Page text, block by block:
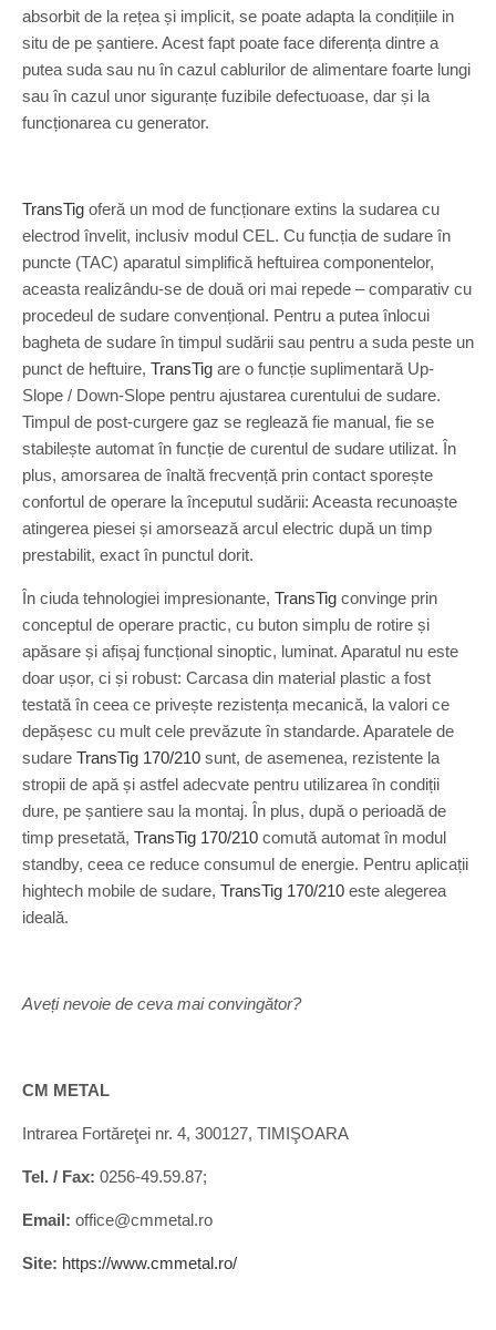
absorbit de la rețea și implicit, se poate adapta la condițiile in
situ de pe șantiere. Acest fapt poate face diferența dintre a
putea suda sau nu în cazul cablurilor de alimentare foarte lungi
sau în cazul unor siguranțe fuzibile defectuoase, dar și la
funcționarea cu generator.
TransTig oferă un mod de funcționare extins la sudarea cu
electrod învelit, inclusiv modul CEL. Cu funcția de sudare în
puncte (TAC) aparatul simplifică heftuirea componentelor,
aceasta realizându-se de două ori mai repede – comparativ cu
procedeul de sudare convențional. Pentru a putea înlocui
bagheta de sudare în timpul sudării sau pentru a suda peste un
punct de heftuire, TransTig are o funcție suplimentară Up-
Slope / Down-Slope pentru ajustarea curentului de sudare.
Timpul de post-curgere gaz se reglează fie manual, fie se
stabilește automat în funcție de curentul de sudare utilizat. În
plus, amorsarea de înaltă frecvență prin contact sporește
confortul de operare la începutul sudării: Aceasta recunoaște
atingerea piesei și amorsează arcul electric după un timp
prestabilit, exact în punctul dorit.
În ciuda tehnologiei impresionante, TransTig convinge prin
conceptul de operare practic, cu buton simplu de rotire și
apăsare și afișaj funcțional sinoptic, luminat. Aparatul nu este
doar ușor, ci și robust: Carcasa din material plastic a fost
testată în ceea ce privește rezistența mecanică, la valori ce
depășesc cu mult cele prevăzute în standarde. Aparatele de
sudare TransTig 170/210 sunt, de asemenea, rezistente la
stropii de apă și astfel adecvate pentru utilizarea în condiții
dure, pe șantiere sau la montaj. În plus, după o perioadă de
timp presetată, TransTig 170/210 comută automat în modul
standby, ceea ce reduce consumul de energie. Pentru aplicații
hightech mobile de sudare, TransTig 170/210 este alegerea
ideală.
Aveți nevoie de ceva mai convingător?
CM METAL
Intrarea Fortăreţei nr. 4, 300127, TIMIŞOARA
Tel. / Fax: 0256-49.59.87;
Email: office@cmmetal.ro
Site: https://www.cmmetal.ro/